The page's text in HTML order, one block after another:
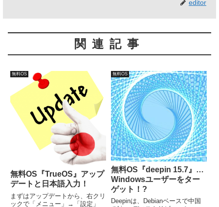
editor
関連記事
無料OS
無料OS『TrueOS』アップ
デートと日本語入力！
まずはアップデートから、右クリ
ックで「メニュー」→「設定」
無料OS
無料OS『deepin 15.7』…
Windowsユーザーをター
ゲット！?
Deepinは、Debianベースで中国